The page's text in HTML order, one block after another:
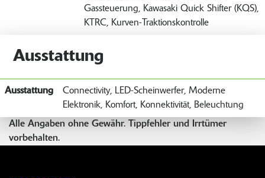
Gassteuerung, Kawasaki Quick Shifter (KQS),
KTRC, Kurven-Traktionskontrolle
Ausstattung
Ausstattung
Connectivity, LED-Scheinwerfer, Moderne
Elektronik, Komfort, Konnektivität, Beleuchtung
Alle Angaben ohne Gewähr. Tippfehler und Irrtümer
vorbehalten.